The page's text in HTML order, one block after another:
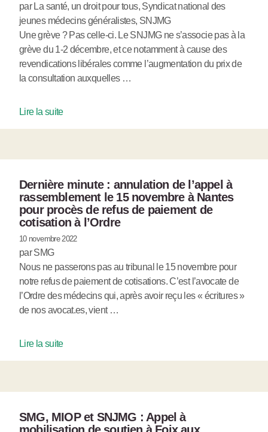
par La santé, un droit pour tous, Syndicat national des
jeunes médecins généralistes, SNJMG
Une grève ? Pas celle-ci. Le SNJMG ne s’associe pas à la
grève du 1-2 décembre, et ce notamment à cause des
revendications libérales comme l’augmentation du prix de
la consultation auxquelles …
Lire la suite
Dernière minute : annulation de l’appel à
rassemblement le 15 novembre à Nantes
pour procès de refus de paiement de
cotisation à l’Ordre
10 novembre 2022
par SMG
Nous ne passerons pas au tribunal le 15 novembre pour
notre refus de paiement de cotisations. C’est l’avocate de
l’Ordre des médecins qui, après avoir reçu les « écritures »
de nos avocat.es, vient …
Lire la suite
SMG, MIOP et SNJMG : Appel à